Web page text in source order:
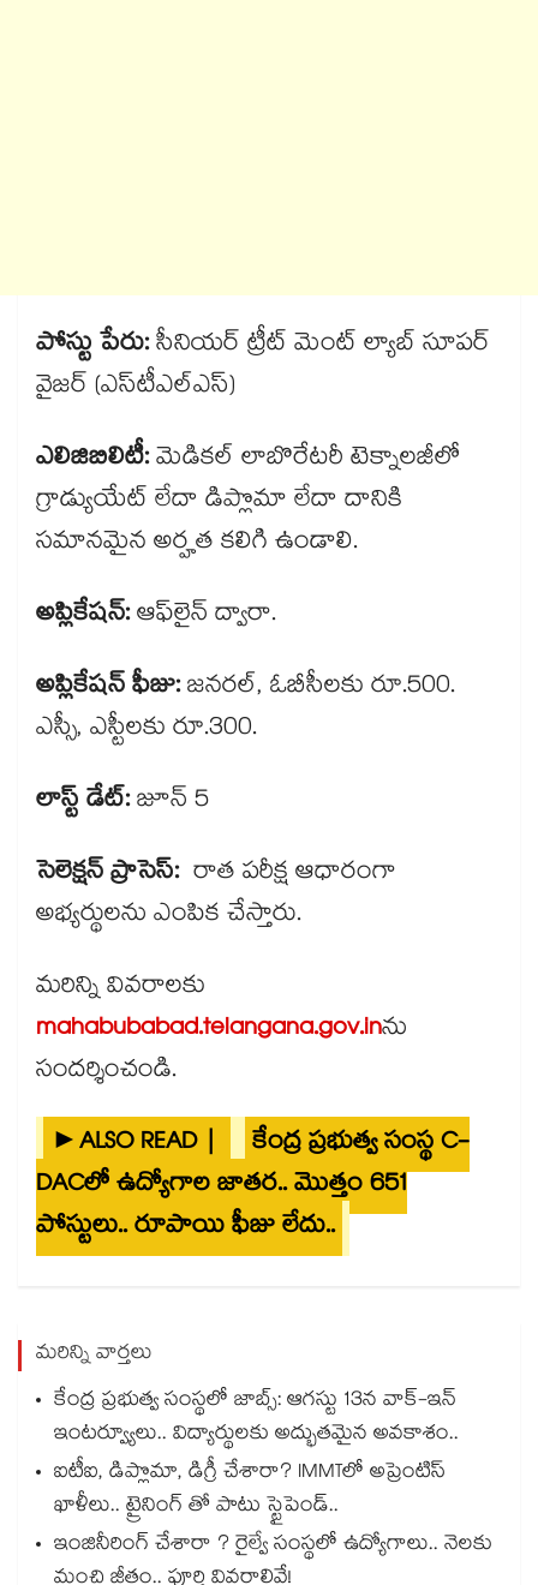
పోస్టు పేరు:సీనియర్ ట్రీట్ మెంట్ ల్యాబ్ సూపర్
వైజర్ (ఎస్​టీఎల్ఎస్)
ఎలిజిబిలిటీ:మెడికల్ లాబొరేటరీ టెక్నాలజీలో
గ్రాడ్యుయేట్ లేదా డిప్లొమా లేదా దానికి
సమానమైన అర్హత కలిగి ఉండాలి.
అప్లికేషన్:ఆఫ్​లైన్ ద్వారా.
అప్లికేషన్ ఫీజు:జనరల్, ఓబీసీలకు రూ.500.
ఎస్సీ, ఎస్టీలకు రూ.300.
లాస్ట్ డేట్:జూన్ 5
సెలెక్షన్ ప్రాసెస్: రాత పరీక్ష ఆధారంగా
అభ్యర్థులను ఎంపిక చేస్తారు.
మరిన్ని వివరాలకు
mahabubabad.telangana.gov.inను
సందర్శించండి.
►ALSO READ |
కేంద్ర ప్రభుత్వ సంస్థ C-
DACలో ఉద్యోగాల జాతర.. మొత్తం 651
పోస్టులు.. రూపాయి ఫీజు లేదు..
మరిన్ని వార్తలు
కేంద్ర ప్రభుత్వ సంస్థలో జాబ్స్: ఆగస్టు 13న వాక్-ఇన్
ఇంటర్వ్యూలు.. విద్యార్థులకు అద్భుతమైన అవకాశం..
ఐటీఐ, డిప్లొమా, డిగ్రీ చేశారా? IMMTలో అప్రెంటిస్
ఖాళీలు.. ట్రైనింగ్ తో పాటు స్టైపెండ్..
ఇంజినీరింగ్ చేశారా ? రైల్వే సంస్థలో ఉద్యోగాలు.. నెలకు